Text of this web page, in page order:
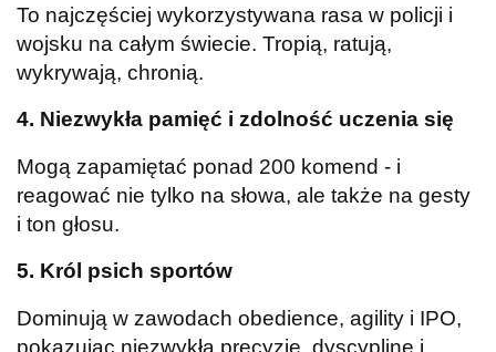
To najczęściej wykorzystywana rasa w policji i
wojsku na całym świecie. Tropią, ratują,
wykrywają, chronią.
4. Niezwykła pamięć i zdolność uczenia się
Mogą zapamiętać ponad 200 komend - i
reagować nie tylko na słowa, ale także na gesty
i ton głosu.
5. Król psich sportów
Dominują w zawodach obedience, agility i IPO,
pokazując niezwykłą precyzję, dyscyplinę i